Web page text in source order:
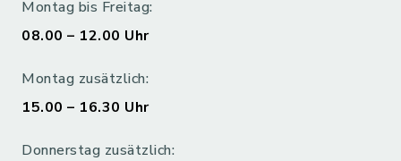
Montag bis Freitag:
08.00 – 12.00 Uhr
Montag zusätzlich:
15.00 – 16.30 Uhr
Donnerstag zusätzlich: